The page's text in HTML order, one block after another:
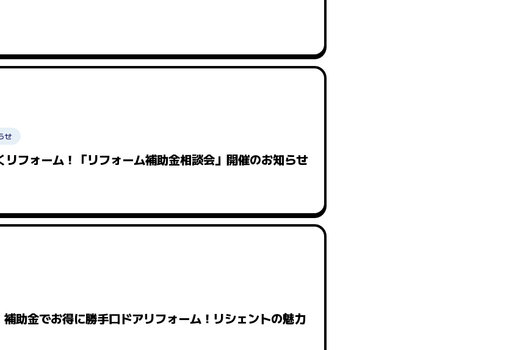
せ
リフォーム！「リフォーム補助金相談会」開催のお知らせ
補助金でお得に勝手口ドアリフォーム！リシェントの魅力